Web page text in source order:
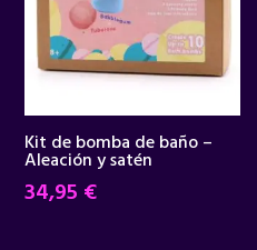
Kit de bomba de baño –
Aleación y satén
34,95 €